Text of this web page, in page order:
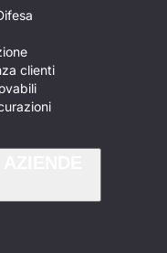
clienti